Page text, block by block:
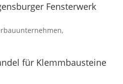
Fensterwerk
,
für Klemmbausteine